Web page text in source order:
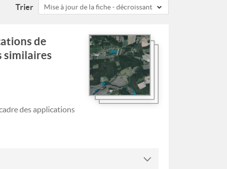
Trier Mise à jour de la fiche - décroissant
de
similaires
des applications